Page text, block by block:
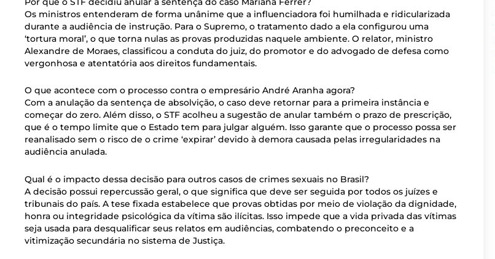
Os ministros entenderam de forma unânime que a influenciadora foi humilhada e ridicularizada
durante a audiência de instrução. Para o Supremo, o tratamento dado a ela configurou uma
‘tortura moral’, o que torna nulas as provas produzidas naquele ambiente. O relator, ministro
Alexandre de Moraes, classificou a conduta do juiz, do promotor e do advogado de defesa como
vergonhosa e atentatória aos direitos fundamentais.
O que acontece com o processo contra o empresário André Aranha agora?
Com a anulação da sentença de absolvição, o caso deve retornar para a primeira instância e
começar do zero. Além disso, o STF acolheu a sugestão de anular também o prazo de prescrição,
que é o tempo limite que o Estado tem para julgar alguém. Isso garante que o processo possa ser
reanalisado sem o risco de o crime ‘expirar’ devido à demora causada pelas irregularidades na
audiência anulada.
Qual é o impacto dessa decisão para outros casos de crimes sexuais no Brasil?
A decisão possui repercussão geral, o que significa que deve ser seguida por todos os juízes e
tribunais do país. A tese fixada estabelece que provas obtidas por meio de violação da dignidade,
honra ou integridade psicológica da vítima são ilícitas. Isso impede que a vida privada das vítimas
seja usada para desqualificar seus relatos em audiências, combatendo o preconceito e a
vitimização secundária no sistema de Justiça.